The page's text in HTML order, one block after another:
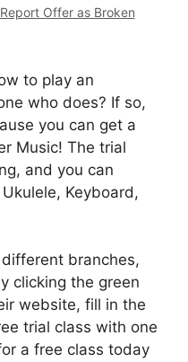
Report Offer as Broken
to play an
who does? If so,
you can get a
Music! The trial
and you can
Keyboard,
branches,
clicking the green
website, fill in the
trial class with one
a free class today